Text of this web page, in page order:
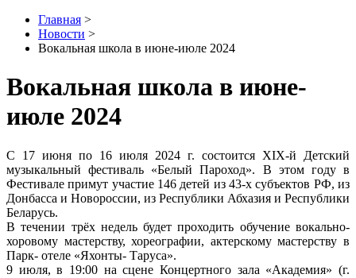
Главная >
Новости >
Вокальная школа в июне-июле 2024
Вокальная школа в июне-
июле 2024
С 17 июня по 16 июля 2024 г. состоится XIX-й Детский
музыкальный фестиваль «Белый Пароход». В этом году в
Фестивале примут участие 146 детей из 43-х субъектов РФ, из
Донбасса и Новороссии, из Республики Абхазия и Республики
Беларусь.
В течении трёх недель будет проходить обучение вокально-
хоровому мастерству, хореографии, актерскому мастерству в
Парк- отеле «Яхонты- Таруса».
9 июля, в 19:00 на сцене Концертного зала «Академия» (г.